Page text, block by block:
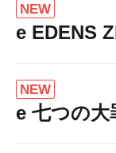
NEW
e EDENS
NEW
e 七つの大